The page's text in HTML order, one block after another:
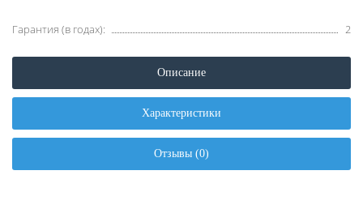
Гарантия (в годах): 2
Описание
Характеристики
Отзывы (0)